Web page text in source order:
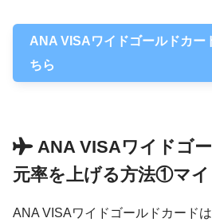
ANA VISAワイドゴールドカー
ちら
ANA VISAワイドゴ
元率を上げる方法①マ
ANA VISAワイドゴールドカード